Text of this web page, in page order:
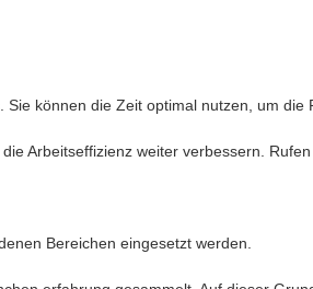
können die Zeit optimal nutzen, um die
Arbeitseffizienz weiter verbessern.
Bereichen eingesetzt werden.